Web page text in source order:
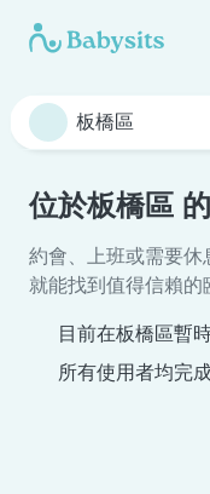
位於板橋區
約會、上班或需要休
就能找到值得信賴的
目前在板橋區暫
所有使用者均完